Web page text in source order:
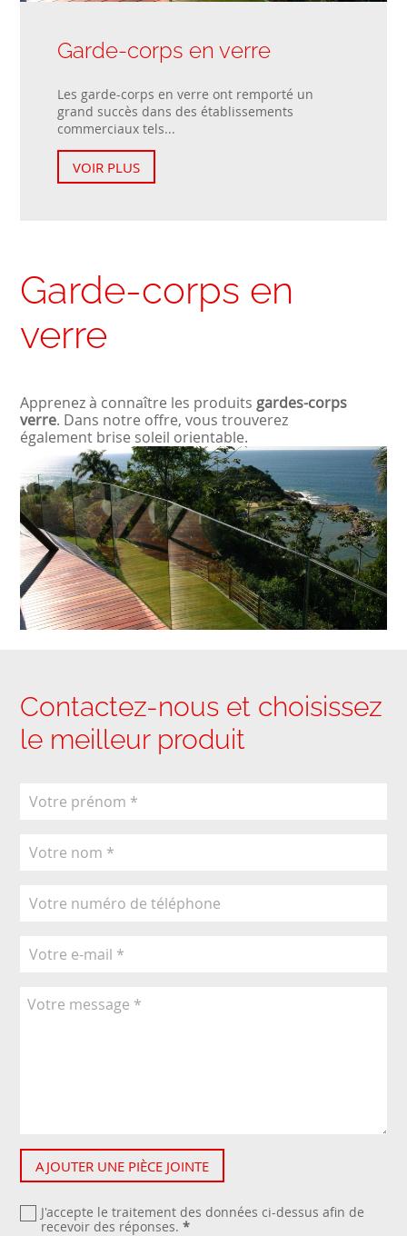
Garde-corps en verre
Les garde-corps en verre ont remporté un
grand succès dans des établissements
commerciaux tels...
VOIR PLUS
Garde-corps en
verre
Apprenez à connaître les produits gardes-corps
verre. Dans notre offre, vous trouverez
également brise soleil orientable.
Contactez-nous et choisissez
le meilleur produit
AJOUTER UNE PIÈCE JOINTE
J'accepte le traitement des données ci-dessus afin de
recevoir des réponses. *